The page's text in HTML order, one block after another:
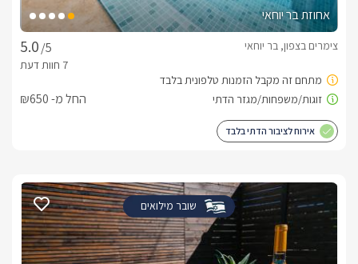
אחוזת בר יוחאי
/5
צימרים בצפון, בר יוחאי
החל מ- ₪650
אירוח לציבור הדתי בלבד
שובר מילואים